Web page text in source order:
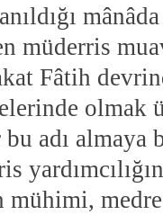
müderris
Fâtih
olmak
adı almaya
mühimi,